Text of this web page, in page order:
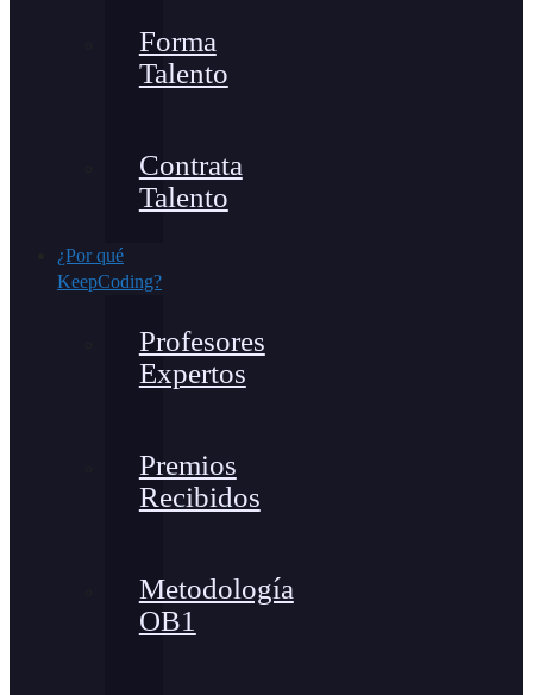
Forma
Talento
Contrata
Talento
¿Por qué
KeepCoding?
Profesores
Expertos
Premios
Recibidos
Metodología
OB1